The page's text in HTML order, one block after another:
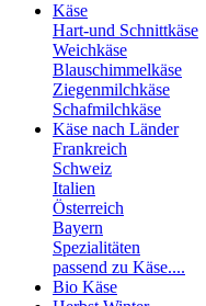
Käse
Hart-und Schnittkäse
Weichkäse
Blauschimmelkäse
Ziegenmilchkäse
Schafmilchkäse
Käse nach Länder
Frankreich
Schweiz
Italien
Österreich
Bayern
Spezialitäten
passend zu Käse....
Bio Käse